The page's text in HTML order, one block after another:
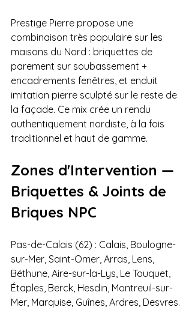
Prestige Pierre propose une
combinaison très populaire sur les
maisons du Nord : briquettes de
parement sur soubassement +
encadrements fenêtres, et enduit
imitation pierre sculpté sur le reste de
la façade. Ce mix crée un rendu
authentiquement nordiste, à la fois
traditionnel et haut de gamme.
Zones d'Intervention —
Briquettes & Joints de
Briques NPC
Pas-de-Calais (62) : Calais, Boulogne-
sur-Mer, Saint-Omer, Arras, Lens,
Béthune, Aire-sur-la-Lys, Le Touquet,
Étaples, Berck, Hesdin, Montreuil-sur-
Mer, Marquise, Guînes, Ardres, Desvres.